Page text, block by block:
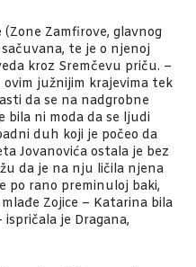
Zamfirove, glavnog
te je o njenoj
kroz Sremčevu priču. –
ovim južnijim krajevima tek
da se na nadgrobne
bila ni moda da se ljudi
duh koji je počeo da
Jovanovića ostala je bez
da je na nju ličila njena
po rano preminuloj baki,
Zojice – Katarina bila
je Dragana,